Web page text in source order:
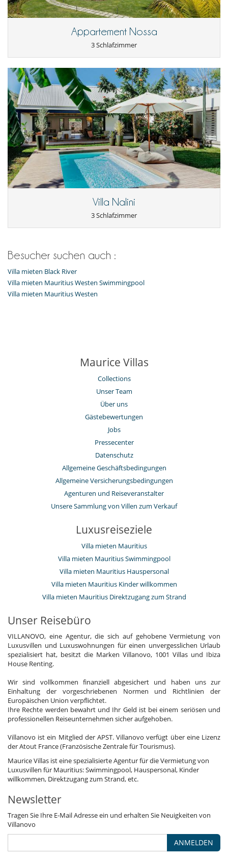
Appartement Nossa
3 Schlafzimmer
Villa Nalini
3 Schlafzimmer
Besucher suchen auch :
Villa mieten Black River
Villa mieten Mauritius Westen Swimmingpool
Villa mieten Mauritius Westen
Maurice Villas
Collections
Unser Team
Über uns
Gästebewertungen
Jobs
Pressecenter
Datenschutz
Allgemeine Geschäftsbedingungen
Allgemeine Versicherungsbedingungen
Agenturen und Reiseveranstalter
Unsere Sammlung von Villen zum Verkauf
Luxusreiseziele
Villa mieten Mauritius
Villa mieten Mauritius Swimmingpool
Villa mieten Mauritius Hauspersonal
Villa mieten Mauritius Kinder willkommen
Villa mieten Mauritius Direktzugang zum Strand
Unser Reisebüro
VILLANOVO, eine Agentur, die sich auf gehobene Vermietung von
Luxusvillen und Luxuswohnungen für einen unvergesslichen Urlaub
spezialisiert hat, besitzt die Marken Villanovo, 1001 Villas und Ibiza
House Renting.
Wir sind vollkommen finanziell abgesichert und haben uns zur
Einhaltung der vorgeschriebenen Normen und Richtlinien der
Europäischen Union verpflichtet.
Ihre Rechte werden bewahrt und Ihr Geld ist bei einem seriösen und
professionellen Reiseunternehmen sicher aufgehoben.
Villanovo ist ein Mitglied der APST. Villanovo verfügt über eine Lizenz
der Atout France (Französische Zentrale für Tourismus).
Maurice Villas ist eine spezialisierte Agentur für die Vermietung von
Luxusvillen für Mauritius: Swimmingpool, Hauspersonal, Kinder
willkommen, Direktzugang zum Strand, etc.
Newsletter
Tragen Sie Ihre E-Mail Adresse ein und erhalten Sie Neuigkeiten von
Villanovo
ANMELDEN